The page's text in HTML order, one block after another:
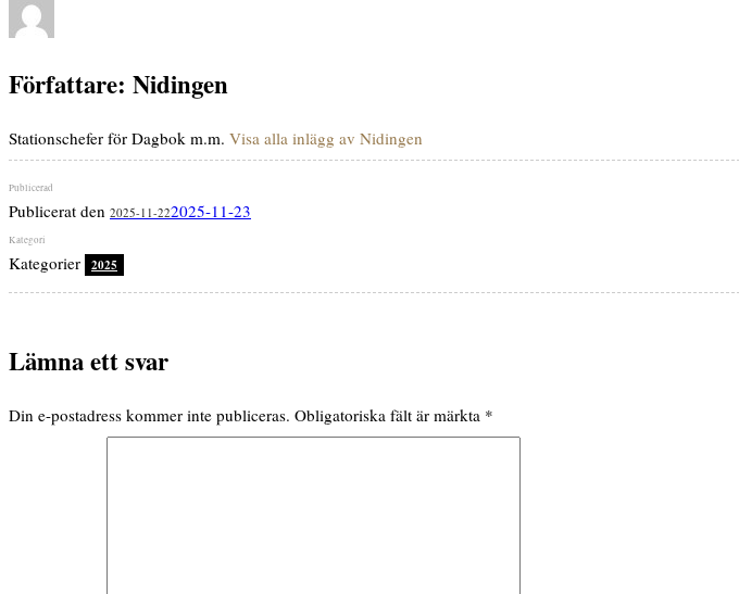
Författare: Nidingen
Stationschefer för Dagbok m.m. Visa alla inlägg av Nidingen
Publicerat den 2025-11-222025-11-23
Kategorier 2025
Lämna ett svar
Din e-postadress kommer inte publiceras. Obligatoriska fält är märkta *